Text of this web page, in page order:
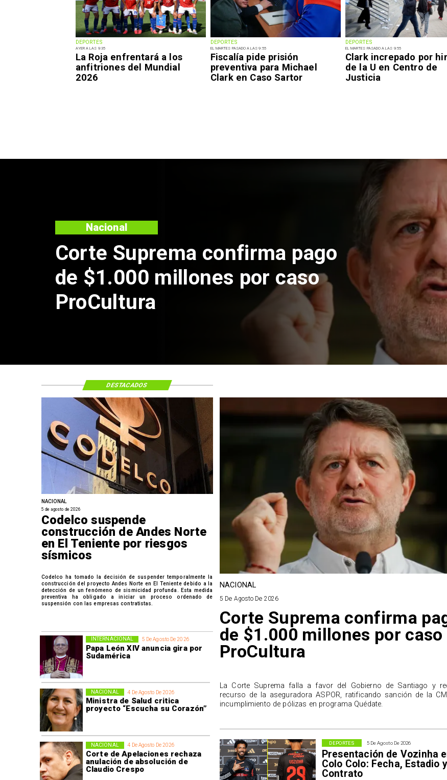
DEPORTES
AYER A LAS 9:35
La Roja enfrentará a los
anfitriones del Mundial
2026
DEPORTES
EL MARTES PASADO A LAS 9:55
Fiscalía pide prisión
preventiva para Michael
Clark en Caso Sartor
DEPORTES
EL MARTES PASADO A LAS 9:55
Clark increpado por
de la U en Centro de
Justicia
Codelco suspende
de Andes Norte en El
por riesgos sísmicos
5 De Agosto De 2026
Papa León XIV anuncia gira por
Sudamérica
INTERNACIONAL
4 De Agosto De 2026
Ministra de Salud critica
proyecto “Escucha su Corazón”
NACIONAL
4 De Agosto De 2026
Corte de Apelaciones rechaza
anulación de absolución de
Claudio Crespo
NACIONAL 5 De Agosto De 2026
Presentación de Vozinha
Colo Colo: Fecha, Estadio y
Contrato
DEPORTES
NACIONAL
5 de agosto de 2026
Codelco suspende
construcción de Andes Norte
en El Teniente por riesgos
sísmicos
Codelco ha tomado la decisión de suspender temporalmente la
construcción del proyecto Andes Norte en El Teniente debido a la
detección de un fenómeno de sismicidad profunda. Esta medida
preventiva ha obligado a iniciar un proceso ordenado de
suspensión con las empresas contratistas.
NACIONAL
5 De Agosto De 2026
Corte Suprema confirma
de $1.000 millones por caso
ProCultura
La Corte Suprema falla a favor del Gobierno de Santiago y
recurso de la aseguradora ASPOR, ratificando sanción de la
incumplimiento de pólizas en programa Quédate.
DESTACADOS